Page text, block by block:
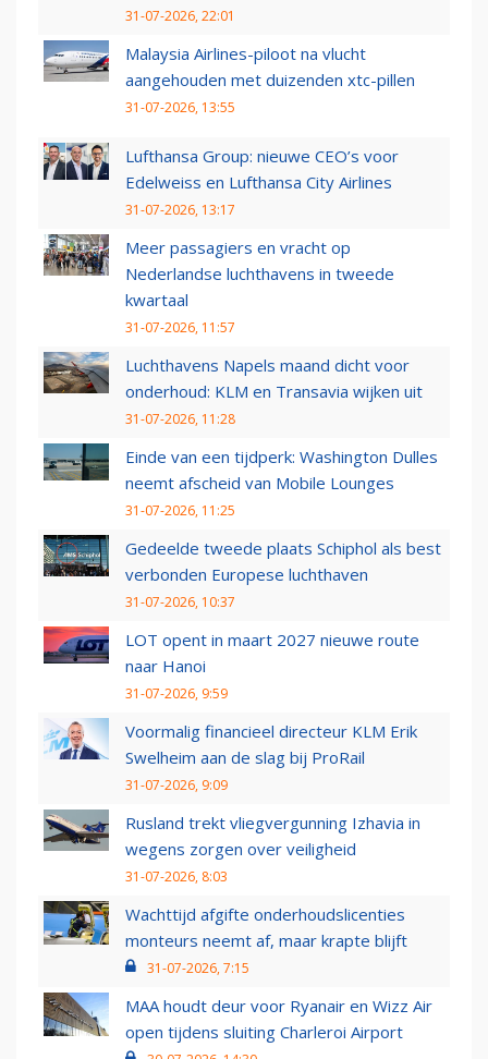
31-07-2026, 22:01
Malaysia Airlines-piloot na vlucht
aangehouden met duizenden xtc-pillen
31-07-2026, 13:55
Lufthansa Group: nieuwe CEO’s voor
Edelweiss en Lufthansa City Airlines
31-07-2026, 13:17
Meer passagiers en vracht op
Nederlandse luchthavens in tweede
kwartaal
31-07-2026, 11:57
Luchthavens Napels maand dicht voor
onderhoud: KLM en Transavia wijken uit
31-07-2026, 11:28
Einde van een tijdperk: Washington Dulles
neemt afscheid van Mobile Lounges
31-07-2026, 11:25
Gedeelde tweede plaats Schiphol als best
verbonden Europese luchthaven
31-07-2026, 10:37
LOT opent in maart 2027 nieuwe route
naar Hanoi
31-07-2026, 9:59
Voormalig financieel directeur KLM Erik
Swelheim aan de slag bij ProRail
31-07-2026, 9:09
Rusland trekt vliegvergunning Izhavia in
wegens zorgen over veiligheid
31-07-2026, 8:03
Wachttijd afgifte onderhoudslicenties
monteurs neemt af, maar krapte blijft
31-07-2026, 7:15
MAA houdt deur voor Ryanair en Wizz Air
open tijdens sluiting Charleroi Airport